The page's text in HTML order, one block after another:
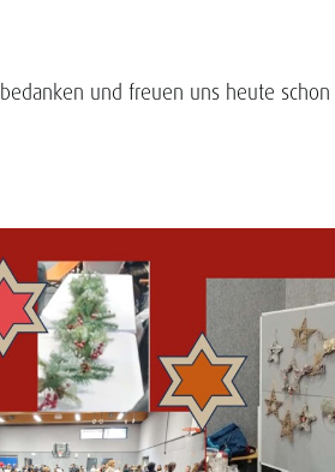
und freuen uns heute